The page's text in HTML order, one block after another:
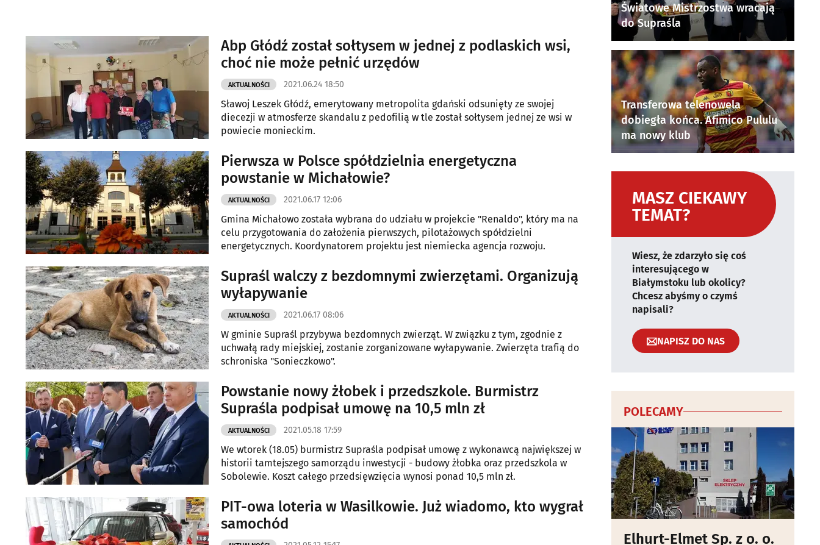
Abp Głódź został sołtysem w jednej z podlaskich wsi,
choć nie może pełnić urzędów
AKTUALNOŚCI 2021.06.24 18:50
Sławoj Leszek Głódź, emerytowany metropolita gdański odsunięty ze swojej
diecezji w atmosferze skandalu z pedofilią w tle został sołtysem jednej ze wsi w
powiecie monieckim.
Pierwsza w Polsce spółdzielnia energetyczna
powstanie w Michałowie?
AKTUALNOŚCI 2021.06.17 12:06
Gmina Michałowo została wybrana do udziału w projekcie "Renaldo", który ma na
celu przygotowania do założenia pierwszych, pilotażowych spółdzielni
energetycznych. Koordynatorem projektu jest niemiecka agencja rozwoju.
Supraśl walczy z bezdomnymi zwierzętami. Organizują
wyłapywanie
AKTUALNOŚCI 2021.06.17 08:06
W gminie Supraśl przybywa bezdomnych zwierząt. W związku z tym, zgodnie z
uchwałą rady miejskiej, zostanie zorganizowane wyłapywanie. Zwierzęta trafią do
schroniska "Sonieczkowo".
Powstanie nowy żłobek i przedszkole. Burmistrz
Supraśla podpisał umowę na 10,5 mln zł
AKTUALNOŚCI 2021.05.18 17:59
We wtorek (18.05) burmistrz Supraśla podpisał umowę z wykonawcą największej w
historii tamtejszego samorządu inwestycji - budowy żłobka oraz przedszkola w
Sobolewie. Koszt całego przedsięwzięcia wynosi ponad 10,5 mln zł.
PIT-owa loteria w Wasilkowie. Już wiadomo, kto wygrał
samochód
Światowe Mistrzostwa wracają
do Supraśla
Transferowa telenowela
dobiegła końca. Afimico Pululu
ma nowy klub
MASZ CIEKAWY
TEMAT?
Wiesz, że zdarzyło się coś
interesującego w
Białymstoku lub okolicy?
Chcesz abyśmy o czymś
napisali?
NAPISZ DO NAS
POLECAMY
Elhurt-Elmet Sp. z o. o.